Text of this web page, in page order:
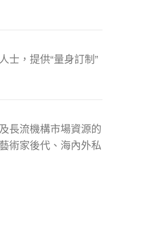
士，提供“量身訂制”
長流機構市場資源的
術家後代、海內外私